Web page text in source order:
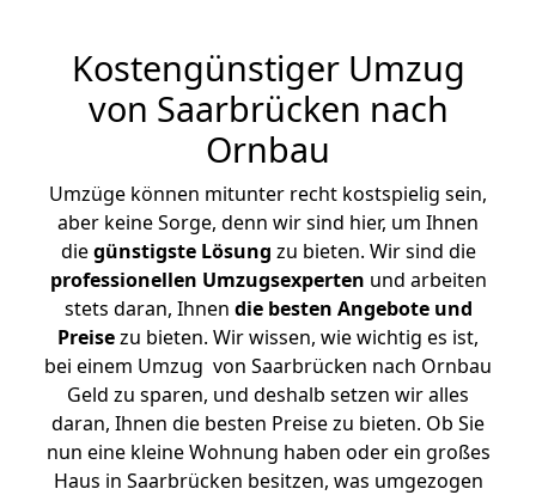
Kostengünstiger Umzug
von Saarbrücken nach
Ornbau
Umzüge können mitunter recht kostspielig sein,
aber keine Sorge, denn wir sind hier, um Ihnen
diegünstigste Lösung zu bieten. Wir sind die
professionellen Umzugsexperten und arbeiten
stets daran, Ihnen die besten Angebote und
Preisezu bieten. Wir wissen, wie wichtig es ist,
bei einem Umzug von Saarbrücken nach Ornbau
Geld zu sparen, und deshalb setzen wir alles
daran, Ihnen die besten Preise zu bieten. Ob Sie
nun eine kleine Wohnung haben oder ein großes
Haus in Saarbrücken besitzen, was umgezogen